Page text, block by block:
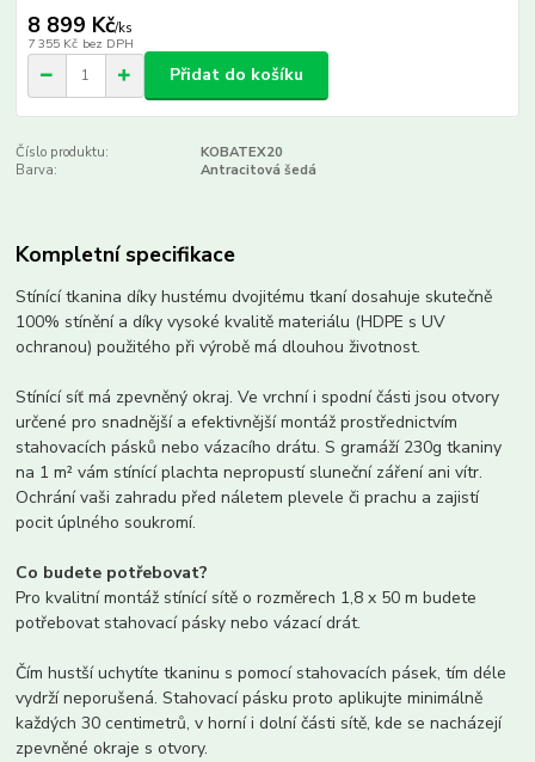
8 899 Kč/ks
7 355 Kč bez DPH
Přidat do košíku
Číslo produktu:
KOBATEX20
Barva:
Antracitová šedá
Kompletní specifikace
Stínící tkanina díky hustému dvojitému tkaní dosahuje skutečně
100% stínění a díky vysoké kvalitě materiálu (HDPE s UV
ochranou) použitého při výrobě má dlouhou životnost.
Stínící síť má zpevněný okraj. Ve vrchní i spodní části jsou otvory
určené pro snadnější a efektivnější montáž prostřednictvím
stahovacích pásků nebo vázacího drátu. S gramáží 230g tkaniny
na 1 m² vám stínící plachta nepropustí sluneční záření ani vítr.
Ochrání vaši zahradu před náletem plevele či prachu a zajistí
pocit úplného soukromí.
Co budete potřebovat?
Pro kvalitní montáž stínící sítě o rozměrech 1,8 x 50 m budete
potřebovat stahovací pásky nebo vázací drát.
Čím hustší uchytíte tkaninu s pomocí stahovacích pásek, tím déle
vydrží neporušená. Stahovací pásku proto aplikujte minimálně
každých 30 centimetrů, v horní i dolní části sítě, kde se nacházejí
zpevněné okraje s otvory.